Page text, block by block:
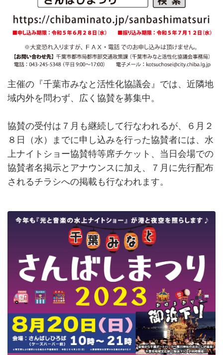
主催の『千葉市みなと活性化協議会』では、近隣地
域内外を問わず、広く協賛を募集中。
協賛の受付は７月も継続して行なわれるが、６月２
８日（水）までに申し込みを行った協賛者には、水
上ナイトショー協賛特等席チケット、当日会場での
協賛者名掲示とアナウンスに加え、７月に先行配布
されるチラシへの掲載も行なわれます。